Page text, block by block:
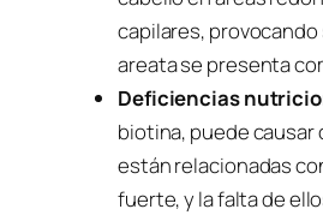
capilares,
areata se presenta
Deficiencias
biotina, puede causar
están relacionadas
fuerte, y la falta de